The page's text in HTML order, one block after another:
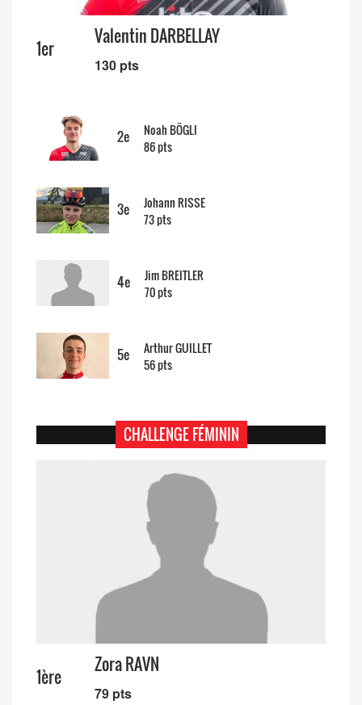
14/04 -Classement Route - 5e GP de
1er
Valentin DARBELLAY
130 pts
2e Noah BÖGLI
86 pts
3e Johann RISSE
73 pts
4e Jim BREITLER
70 pts
5e Arthur GUILLET
56 pts
CHALLENGE FÉMININ
1ère
Zora RAVN
79 pts